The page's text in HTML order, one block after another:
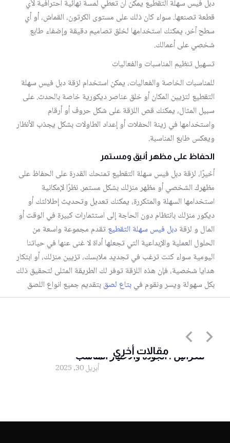
دبل فيس سهلة التقطيع يمكن أن تعطي لمسة نهائية احترافية لأي
قطعة تصنعها. سواء كان ذلك على مستوى الكرتون، القماش، أو أي
سطح آخر، يمكنك استخدامها لخلق تصاميم دقيقة وإضفاء طابع
شخصي على أعمالك.
تسهيل تنظيم المناسبات والفعاليات
للمناسبات الخاصة والفعاليات، يمكن استخدام لزقة دبل فيس سهلة
التقطيع لتزيين المكان أو خلق عناصر ديكورية خاصة بالحدث. على
سبيل المثال، يمكنك قص اللزقة على شكل حروف أو أرقام
واستخدامها في زينة الحفلات أو إعداد الطاولات بشكل يجذب الأنظار
ويعكس طابع المناسبة.
الحفاظ على مظهر أنيق ومستمر
أخيرًا، لزقة دبل فيس سهلة التقطيع تمنحك القدرة على الحفاظ على
مظهرك الشخصي أو مظهر منزلك بشكل مستمر. نظرًا لإمكانية
استخدامها السهلة والمتكررة، يمكنك تعديل وتحديث إطلالتك أو
ديكور منزلك بانتظام دون الحاجة إلى استثمارات كبيرة في الوقت أو
المال و لزقةدبل فيس سهلة التقطيعتقدم مجموعة واسعة من
الحلول العملية والإبداعية التي تجعلها أداة لا غنى عنها في حياتنا
اليومية سواء كنت ترغب في تجديد ملابسك، تزيين منزلك، أو ابتكار
هدايا شخصية، فإن هذه اللزقة توفر لك الطريقة المثلى لتحقيق ذلك
بكل سهولة ويسر ونقوم فيبتاع لصقبتقديم جميع انواع اللصق
مقالات أخرى
أقوى أنواع اللصق الشفاف المستخدم
للكراتين : الجودة والاختيار المناسب”
أبريل 30, 2025